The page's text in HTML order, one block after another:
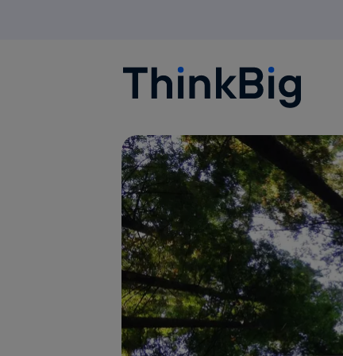
Blogthinkbig.com